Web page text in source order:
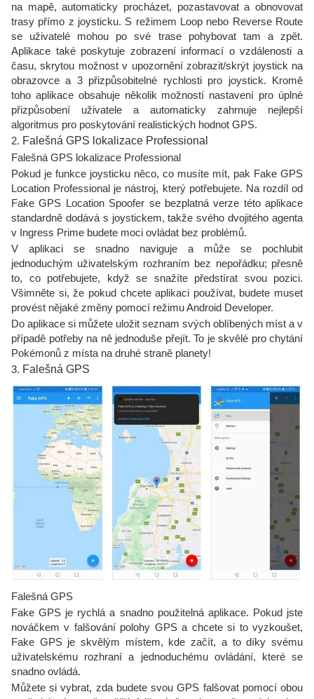
na mapě, automaticky procházet, pozastavovat a obnovovat
trasy přímo z joysticku. S režimem Loop nebo Reverse Route
se uživatelé mohou po své trase pohybovat tam a zpět.
Aplikace také poskytuje zobrazení informací o vzdálenosti a
času, skrytou možnost v upozornění zobrazit/skrýt joystick na
obrazovce a 3 přizpůsobitelné rychlosti pro joystick. Kromě
toho aplikace obsahuje několik možností nastavení pro úplné
přizpůsobení uživatele a automaticky zahrnuje nejlepší
algoritmus pro poskytování realistických hodnot GPS.
2. Falešná GPS lokalizace Professional
Falešná GPS lokalizace Professional
Pokud je funkce joysticku něco, co musíte mít, pak Fake GPS
Location Professional je nástroj, který potřebujete. Na rozdíl od
Fake GPS Location Spoofer se bezplatná verze této aplikace
standardně dodává s joystickem, takže svého dvojitého agenta
v Ingress Prime budete moci ovládat bez problémů.
V aplikaci se snadno naviguje a může se pochlubit
jednoduchým uživatelským rozhraním bez nepořádku; přesně
to, co potřebujete, když se snažíte předstírat svou pozici.
Všimněte si, že pokud chcete aplikaci používat, budete muset
provést nějaké změny pomocí režimu Android Developer.
Do aplikace si můžete uložit seznam svých oblíbených míst a v
případě potřeby na ně jednoduše přejít. To je skvělé pro chytání
Pokémonů z místa na druhé straně planety!
3. Falešná GPS
Falešná GPS
Fake GPS je rychlá a snadno použitelná aplikace. Pokud jste
nováčkem v falšování polohy GPS a chcete si to vyzkoušet,
Fake GPS je skvělým místem, kde začít, a to díky svému
uživatelskému rozhraní a jednoduchému ovládání, které se
snadno ovládá.
Můžete si vybrat, zda budete svou GPS falšovat pomocí obou